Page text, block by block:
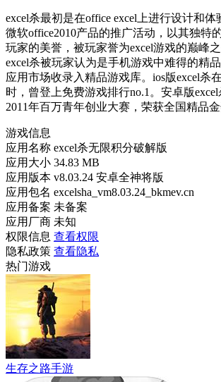
excel杀最初是在office excel上进行设计和
微软office2010产品的推广活动，以其独特
玩家的美誉，被玩家誉为excel游戏的巅峰
excel杀被玩家认为是手机游戏中难得的精
应用市场收录入精品游戏库。ios版excel杀
时，曾登上免费游戏排行no.1。安卓版
2011年百万青年创业大赛，荣获全国精品金
游戏信息
应用名称 excel杀无限积分破解版
应用大小 34.83 MB
应用版本 v8.03.24 安卓全神将版
应用包名 excelsha_vm8.03.24_bkmev.cn
应用备案 未备案
应用厂商 未知
权限信息 查看权限
隐私政策 查看隐私
热门游戏
生存之路手游